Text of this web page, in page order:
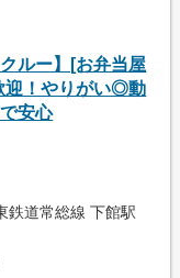
ルー】[お弁当屋
迎！やりがい◎動
安心
鉄道常総線 下館駅